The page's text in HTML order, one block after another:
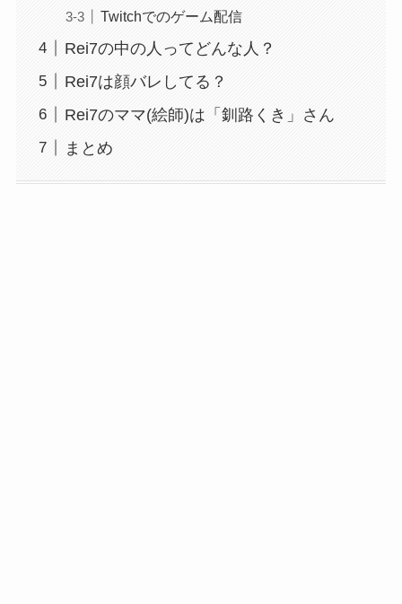
Twitchでのゲーム配信
Rei7の中の人ってどんな人？
Rei7は顔バレしてる？
Rei7のママ(絵師)は「釧路くき」さん
まとめ